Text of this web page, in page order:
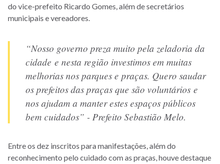
do vice-prefeito Ricardo Gomes, além de secretários
municipais e vereadores.
“Nosso governo preza muito pela zeladoria da
cidade e nesta região investimos em muitas
melhorias nos parques e praças. Quero saudar
os prefeitos das praças que são voluntários e
nos ajudam a manter estes espaços públicos
bem cuidados” - Prefeito Sebastião Melo.
Entre os dez inscritos para manifestações, além do
reconhecimento pelo cuidado com as praças, houve destaque